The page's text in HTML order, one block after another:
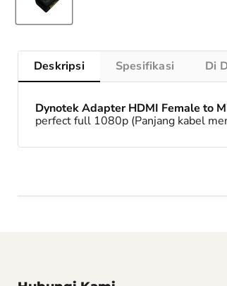
Deskripsi Spesifikasi Di
Dynotek Adapter HDMI Female to
perfect full 1080p (Panjang kabel